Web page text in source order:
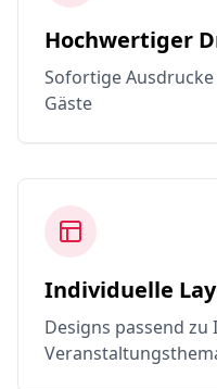
Hochwertiger
Sofortige
Gäste
Individuelle
Designs passend zu